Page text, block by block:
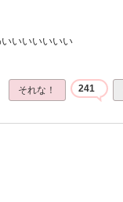
いいいいいい
それな！ 241